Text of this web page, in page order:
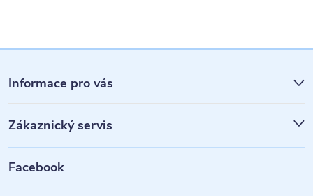
á
p
a
Informace pro vás
Zákaznický servis
Facebook